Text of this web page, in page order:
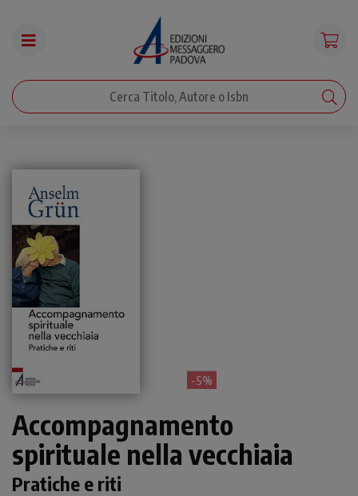
- 5%
Accompagnamento
spirituale nella vecchiaia
Pratiche e riti